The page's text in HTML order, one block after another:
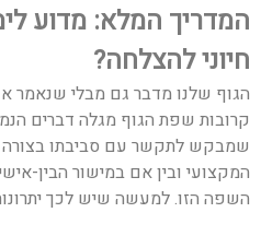
המדריך המלא: מדוע
חיוני להצלחה?
הגוף שלנו מדבר גם מבלי שנאמר
קרובות שפת הגוף מגלה דברים
שמבקש לתקשר עם סביבתו בצורה
המקצועי ובין אם במישור הבין-
השפה הזו. למעשה שיש לכך